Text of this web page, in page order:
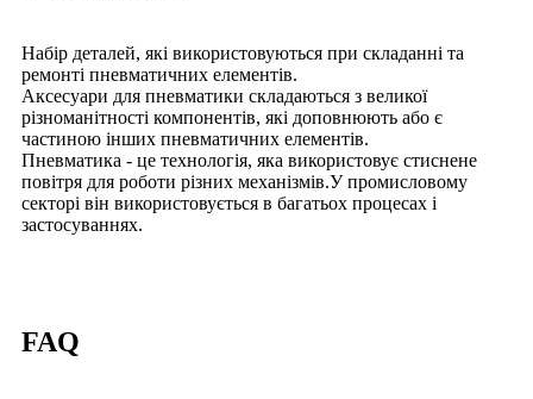
Набір деталей, які використовуються при складанні та
ремонті пневматичних елементів.
Аксесуари для пневматики складаються з великої
різноманітності компонентів, які доповнюють або є
частиною інших пневматичних елементів.
Пневматика - це технологія, яка використовує стиснене
повітря для роботи різних механізмів.У промисловому
секторі він використовується в багатьох процесах і
застосуваннях.
FAQ